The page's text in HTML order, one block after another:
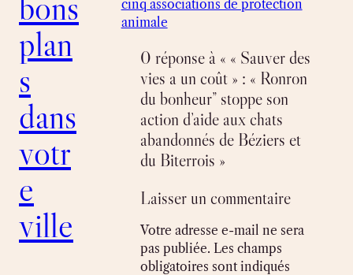
plan
s
dans
votr
e
ville
cinq associations de protection
animale
0 réponse à « « Sauver des
vies a un coût » : « Ronron
du bonheur” stoppe son
action d’aide aux chats
abandonnés de Béziers et
du Biterrois »
Laisser un commentaire
Votre adresse e-mail ne sera
pas publiée. Les champs
obligatoires sont indiqués